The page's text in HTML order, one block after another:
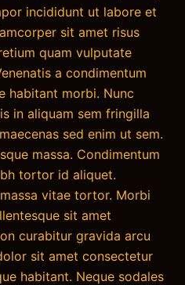
incididunt ut labore et
sit amet risus
quam vulputate
a condimentum
habitant morbi. Nunc
in aliquam sem fringilla
sed enim ut sem.
massa. Condimentum
tortor id aliquet.
vitae tortor. Morbi
sit amet
curabitur gravida arcu
sit amet consectetur
habitant. Neque sodales